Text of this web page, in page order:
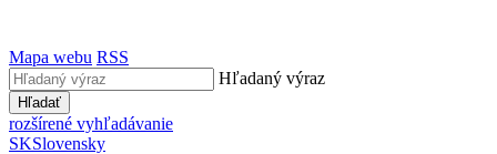
Mapa webu RSS
Hľadaný výraz
Hľadať
rozšírené vyhľadávanie
SKSlovensky